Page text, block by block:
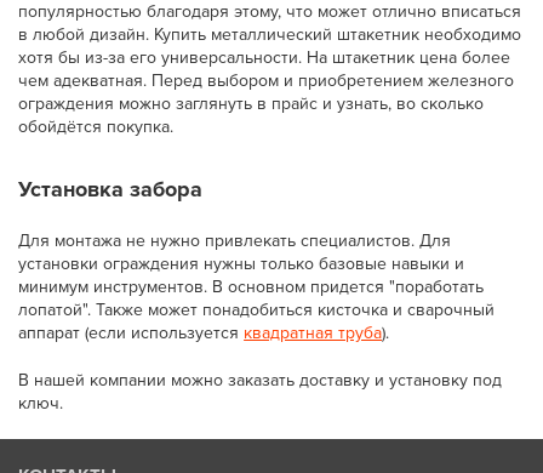
популярностью благодаря этому, что может отлично вписаться
в любой дизайн. Купить металлический штакетник необходимо
хотя бы из-за его универсальности. На штакетник цена более
чем адекватная. Перед выбором и приобретением железного
ограждения можно заглянуть в прайс и узнать, во сколько
обойдётся покупка.
Установка забора
Для монтажа не нужно привлекать специалистов. Для
установки ограждения нужны только базовые навыки и
минимум инструментов. В основном придется "поработать
лопатой". Также может понадобиться кисточка и сварочный
аппарат (если используется квадратная труба).
В нашей компании можно заказать доставку и установку под
ключ.